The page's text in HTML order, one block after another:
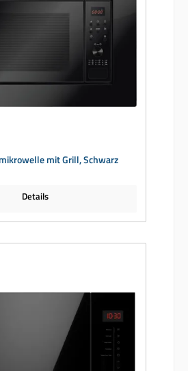
mit Grill, Schwarz
Details